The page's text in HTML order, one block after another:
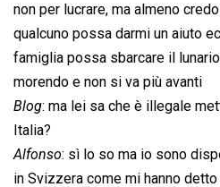
non per lucrare, ma almeno
qualcuno possa darmi un aiuto
famiglia possa sbarcare il
morendo e non si va più avanti
Blog: ma lei sa che è illegale
Italia?
Alfonso: sì lo so ma io sono
in Svizzera come mi hanno